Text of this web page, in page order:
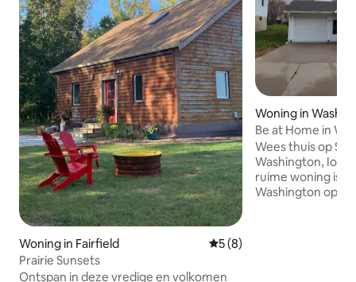
Woning in Fairfield Gemiddelde beoordeling
5 (8)
Prairie Sunsets
Ontspan in deze vredige en volkomen
Woning in
Be at Home in
Wees thuis op
Washington, Iowa! Deze gezellige
ruime woning is
Washington op